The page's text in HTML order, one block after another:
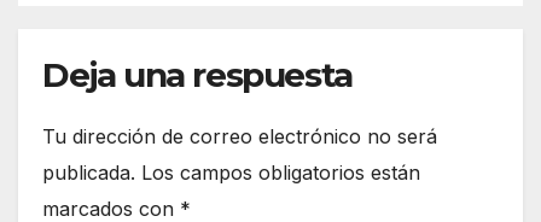
Deja una respuesta
Tu dirección de correo electrónico no será
publicada. Los campos obligatorios están
marcados con *